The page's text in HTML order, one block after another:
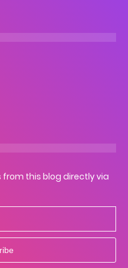
Mengalami Gangguan
this blog directly via